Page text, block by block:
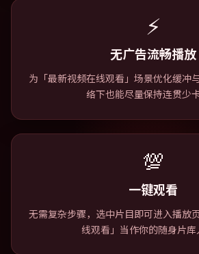
⚡
无广告流畅播放
为「最新视频在线观看」场景优化缓冲
络下也能尽量保持连贯少卡
💯
一键观看
无需复杂步骤，选中片目即可进入播放
线观看」当作你的随身片库